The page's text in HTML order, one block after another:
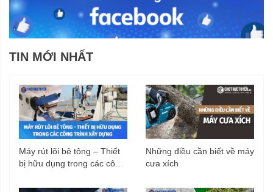
TIN MỚI NHẤT
Máy rút lõi bê tông – Thiết
bị hữu dụng trong các công
Những điều cần biết về máy
cưa xích